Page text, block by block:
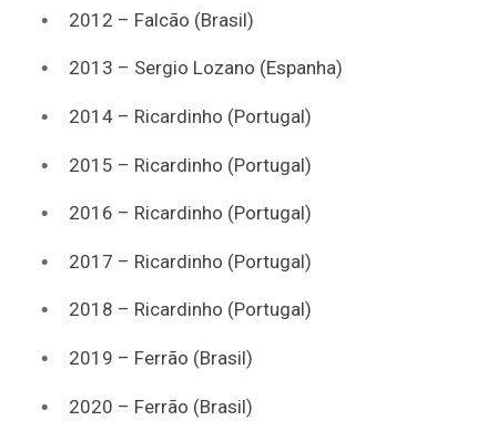
2012 – Falcão (Brasil)
2013 – Sergio Lozano (Espanha)
2014 – Ricardinho (Portugal)
2015 – Ricardinho (Portugal)
2016 – Ricardinho (Portugal)
2017 – Ricardinho (Portugal)
2018 – Ricardinho (Portugal)
2019 – Ferrão (Brasil)
2020 – Ferrão (Brasil)